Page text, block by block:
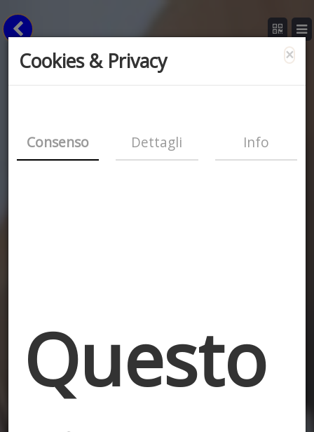
×
Cookies & Privacy
Consenso Dettagli Info
Questo